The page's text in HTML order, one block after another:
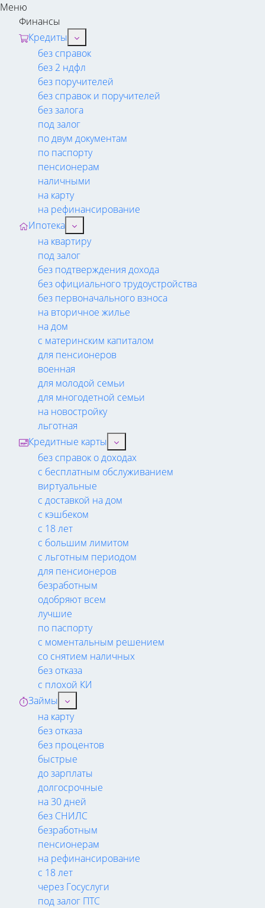
Меню
Финансы
Кредиты
без справок
без 2 ндфл
без поручителей
без справок и поручителей
без залога
под залог
по двум документам
по паспорту
пенсионерам
наличными
на карту
на рефинансирование
Ипотека
на квартиру
под залог
без подтверждения дохода
без официального трудоустройства
без первоначального взноса
на вторичное жилье
на дом
с материнским капиталом
для пенсионеров
военная
для молодой семьи
для многодетной семьи
на новостройку
льготная
Кредитные карты
без справок о доходах
с бесплатным обслуживанием
виртуальные
с доставкой на дом
с кэшбеком
с 18 лет
с большим лимитом
с льготным периодом
для пенсионеров
безработным
одобряют всем
лучшие
по паспорту
с моментальным решением
со снятием наличных
без отказа
с плохой КИ
Займы
на карту
без отказа
без процентов
быстрые
до зарплаты
долгосрочные
на 30 дней
без СНИЛС
безработным
пенсионерам
на рефинансирование
с 18 лет
через Госуслуги
под залог ПТС